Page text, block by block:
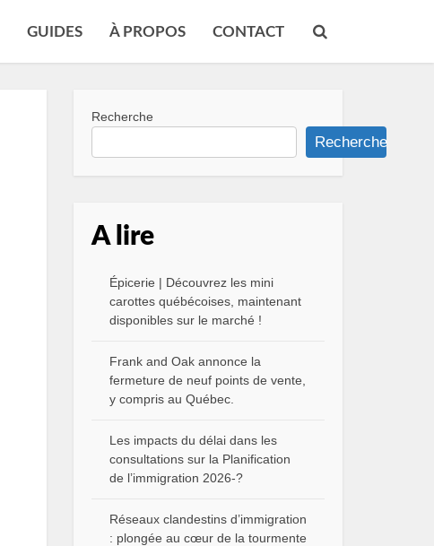
GUIDES À PROPOS CONTACT
Recherche
Recherche
A lire
Épicerie | Découvrez les mini
carottes québécoises, maintenant
disponibles sur le marché !
Frank and Oak annonce la
fermeture de neuf points de vente,
y compris au Québec.
Les impacts du délai dans les
consultations sur la Planification
de l’immigration 2026-?
Réseaux clandestins d’immigration
: plongée au cœur de la tourmente